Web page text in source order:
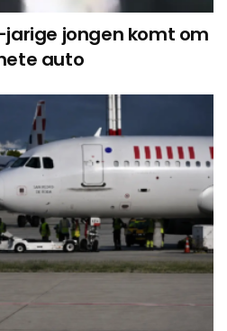
jongen komt om
auto